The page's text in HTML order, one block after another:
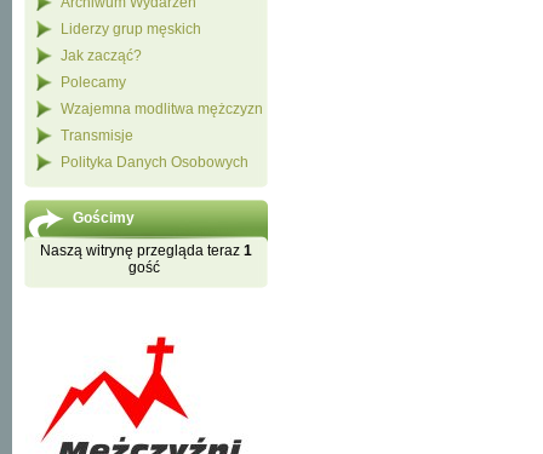
Liderzy grup męskich
Jak zacząć?
Polecamy
Wzajemna modlitwa mężczyzn
Transmisje
Polityka Danych Osobowych
Gościmy
Naszą witrynę przegląda teraz 1
gość